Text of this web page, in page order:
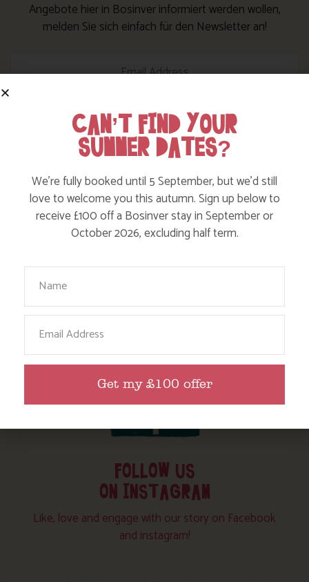
Angebote hier in Bosinver informiert werden wollen,
melden Sie sich einfach für den Newsletter an!
Sign Up!
Sie können uns auch auf den verschiedenen Social Media
folgen und auf diese Weise über Neuigkeiten und
Angebote auf dem laufenden Stand sein!
FOLLOW US
ON INSTAGRAM
Like, love and engage with our story on Facebook
and instagram!
CAN’T FIND YOUR
SUMMER DATES?
We’re fully booked until 5 September, but we’d still
love to welcome you this autumn. Sign up below to
receive £100 off a Bosinver stay in September or
October 2026, excluding half term.
Get my £100 offer